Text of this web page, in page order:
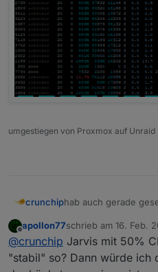
umgestiegen von Proxmox auf Unraid
crunchiphab auch gerade
testweise
wieder hoch
danach
die gestrigen
werde ioBroker mal
es sich dann verhält
Offline
apollon77schrieb am 16. Feb.
zuletzt editiert von
@crunchip Jarvis mit 50%
"stabil" so? Dann würde ich